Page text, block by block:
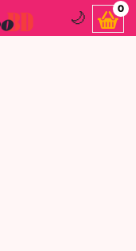
🌙
0